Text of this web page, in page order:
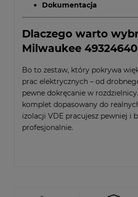
Dokumentacja
Dlaczego warto
Milwaukee
Bo to zestaw, który pokrywa
prac elektrycznych – od
pewne dokręcanie w
komplet dopasowany do
izolacji VDE pracujesz pewniej i
profesjonalnie.